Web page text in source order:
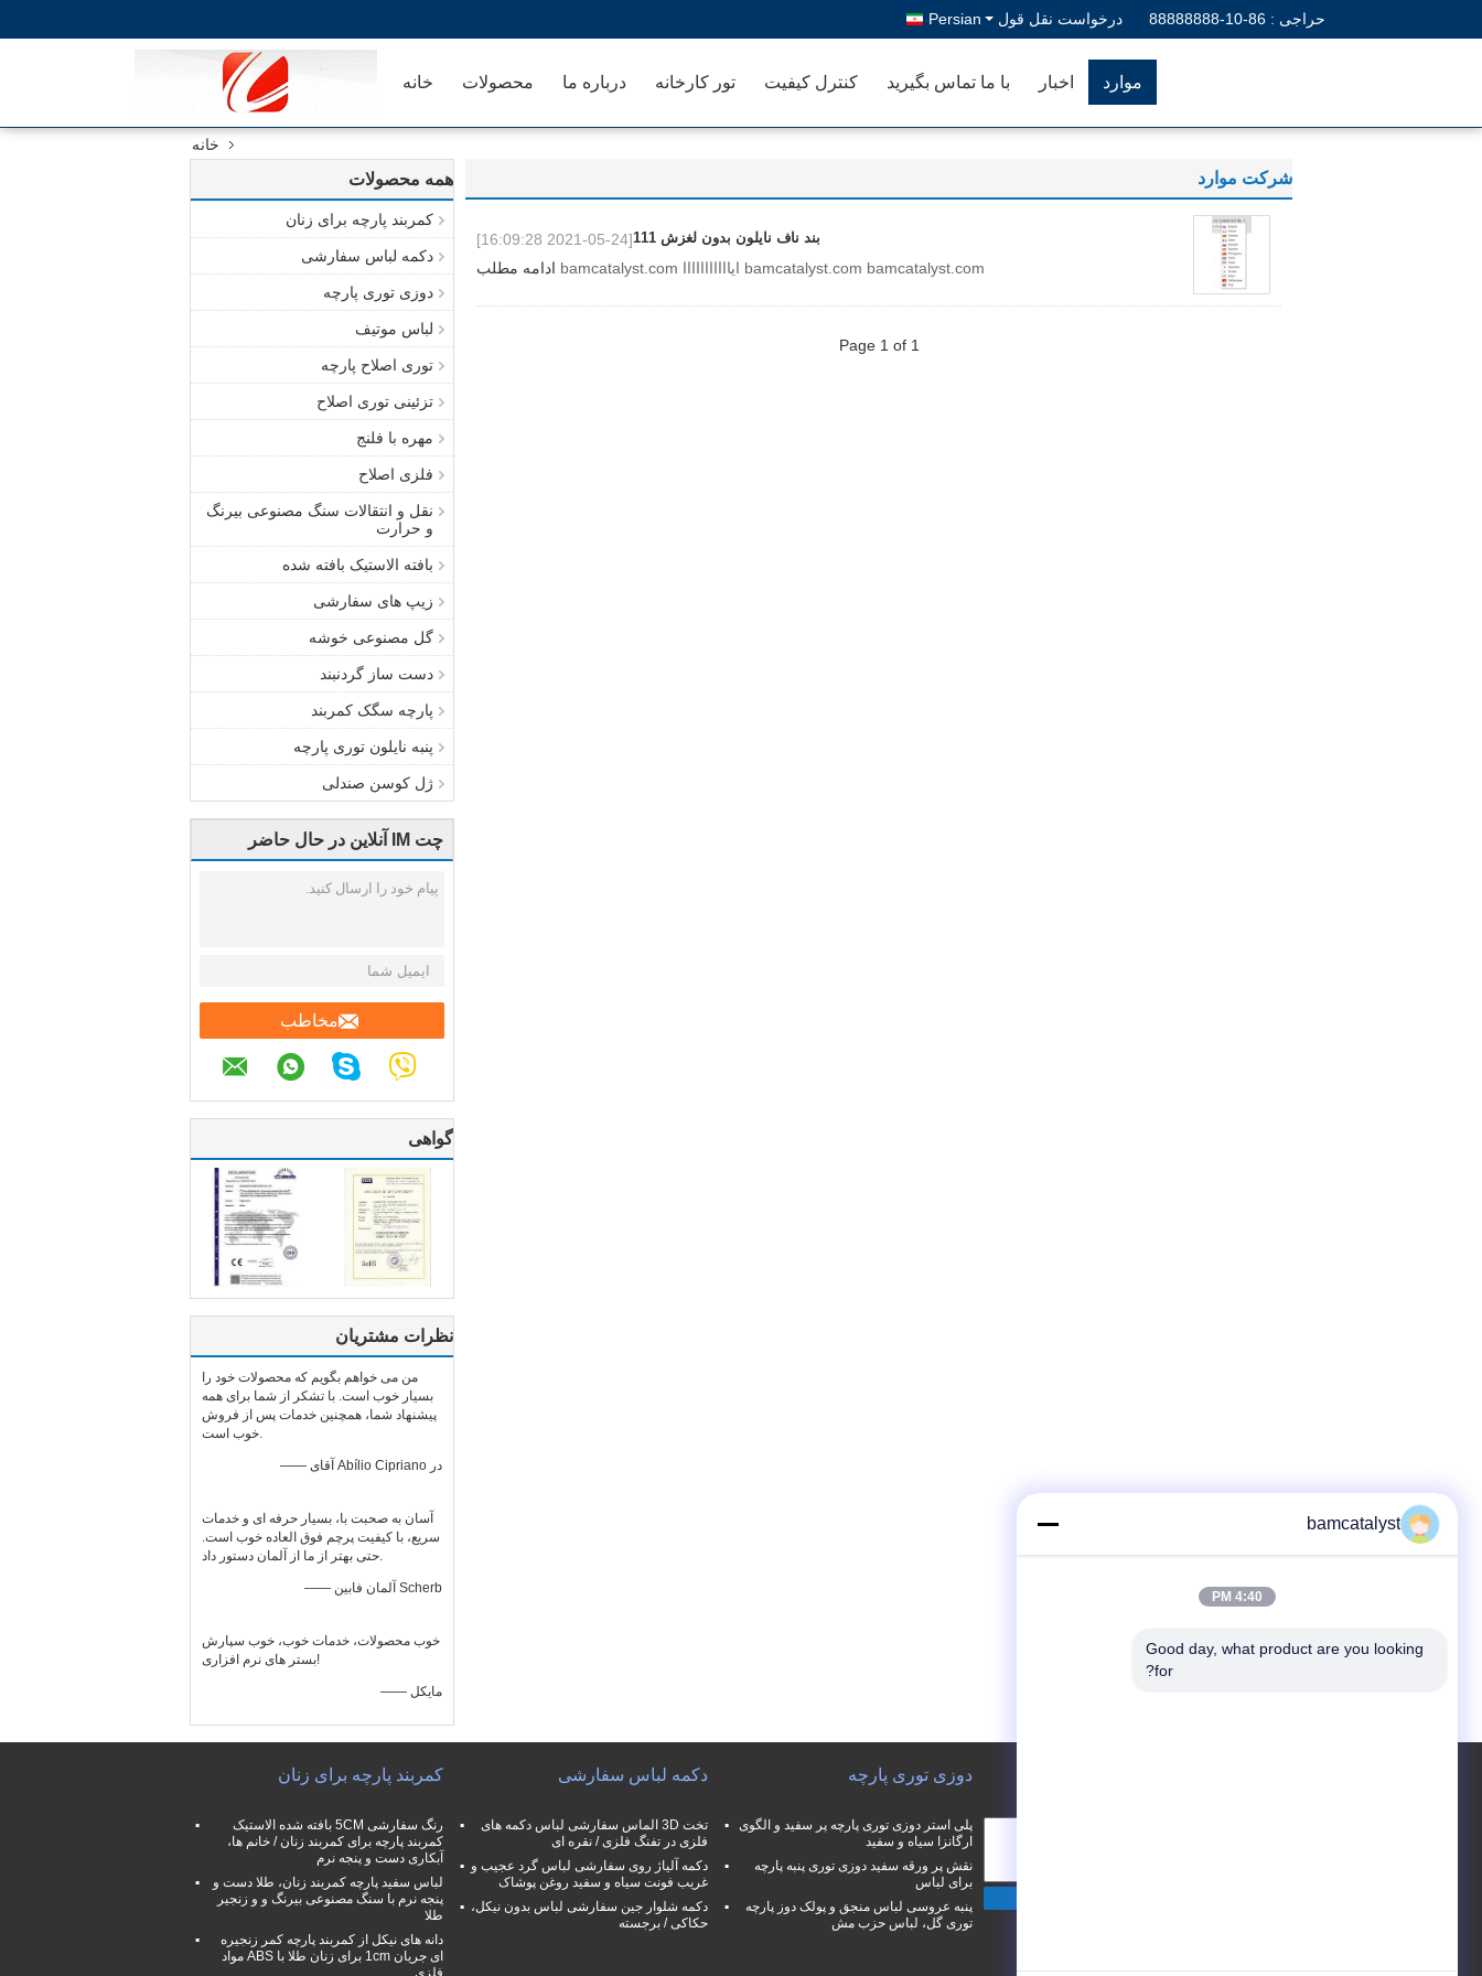
حراجی : 86-10-88888888 درخواست نقل قول Persian
خانه محصولات درباره ما تور کارخانه کنترل کیفیت با ما تماس بگیرید اخبار موارد
خانه
همه محصولات
کمربند پارچه برای زنان
دکمه لباس سفارشی
دوزی توری پارچه
لباس موتیف
توری اصلاح پارچه
تزئینی توری اصلاح
مهره با فلنج
فلزی اصلاح
نقل و انتقالات سنگ مصنوعی بیرنگ
و حرارت
بافته الاستیک بافته شده
زیپ های سفارشی
گل مصنوعی خوشه
دست ساز گردنبند
پارچه سگک کمربند
پنبه نایلون توری پارچه
ژل کوسن صندلی
چت IM آنلاین در حال حاضر
مخاطب
گواهی
نظرات مشتریان
من می خواهم بگویم که محصولات خود را
بسیار خوب است. با تشکر از شما برای همه
پیشنهاد شما، همچنین خدمات پس از فروش
خوب است.
—— آقای Abílio Cipriano در
آسان به صحبت با، بسیار حرفه ای و خدمات
سریع، با کیفیت پرچم فوق العاده خوب است.
حتی بهتر از ما از آلمان دستور داد.
—— آلمان فابین Scherb
خوب محصولات، خدمات خوب، خوب سپارش
بستر های نرم افزاری!
—— مایکل
شرکت موارد
بند ناف نایلون بدون لغزش 111
[2021-05-24 16:09:28]
bamcatalyst.com bamcatalyst.com ایااااااااااا bamcatalyst.com
ادامه مطلب
Page 1 of 1
کمربند پارچه برای زنان
رنگ سفارشی 5CM بافته شده الاستیک
کمربند پارچه برای کمربند زنان / خانم ها،
آبکاری دست و پنجه نرم
لباس سفید پارچه کمربند زنان، طلا دست و
پنجه نرم با سنگ مصنوعی بیرنگ و و زنجیر
طلا
دانه های نیکل از کمربند پارچه کمر زنجیره
ای جریان 1cm برای زنان طلا با ABS مواد
فلزی
دکمه لباس سفارشی
تخت 3D الماس سفارشی لباس دکمه های
فلزی در تفنگ فلزی / نقره ای
دکمه آلیاژ روی سفارشی لباس گرد عجیب و
غریب فونت سیاه و سفید روغن پوشاک
دکمه شلوار جین سفارشی لباس بدون نیکل،
حکاکی / برجسته
دوزی توری پارچه
پلی استر دوزی توری پارچه پر سفید و الگوی
ارگانزا سیاه و سفید
نقش پر ورقه سفید دوزی توری پنبه پارچه
برای لباس
پنبه عروسی لباس منجق و پولک دوز پارچه
توری گل، لباس حزب مش
بفرست
bamcatalyst
4:40 PM
Good day, what product are you looking
for?